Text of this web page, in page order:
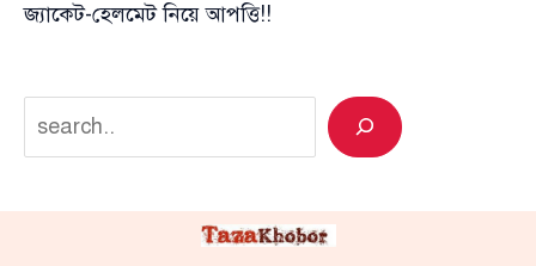
জ্যাকেট-হেলমেট নিয়ে আপত্তি!!
Search